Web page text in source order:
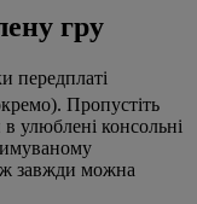
гру
передплаті
Пропустіть
улюблені консольні
завжди можна